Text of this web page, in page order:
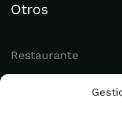
Otros
Restaurante